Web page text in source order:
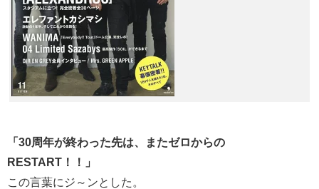
「30周年が終わった先は、またゼロからの
RESTART！！」
この言葉にジ～ンとした。